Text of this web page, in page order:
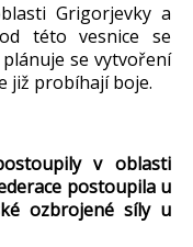
Grigorjevky a
této vesnice se
ánuje se vytvoření
již probíhají boje.
v oblasti
postoupila u
ozbrojené síly u